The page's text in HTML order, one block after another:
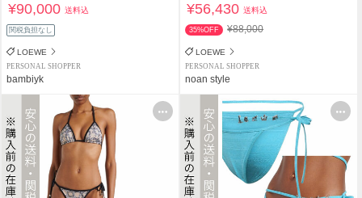
¥90,000送料込
関税負担なし
LOEWE
PERSONAL SHOPPER
bambiyk
¥56,430送料込
35%OFF ¥88,000
LOEWE
PERSONAL SHOPPER
noan style